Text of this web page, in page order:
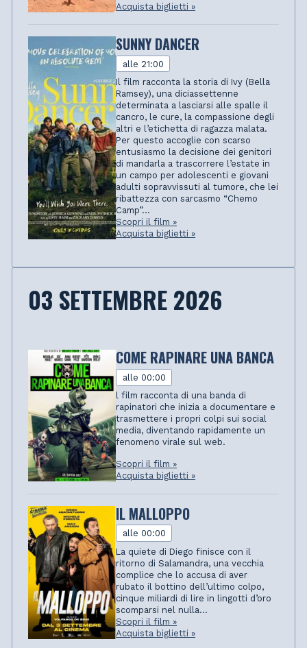
Acquista biglietti »
SUNNY DANCER
alle 21:00
Il film racconta la storia di Ivy (Bella
Ramsey), una diciassettenne
determinata a lasciarsi alle spalle il
cancro, le cure, la compassione degli
altri e l’etichetta di ragazza malata.
Per questo accoglie con scarso
entusiasmo la decisione dei genitori
di mandarla a trascorrere l’estate in
un campo per adolescenti e giovani
adulti sopravvissuti al tumore, che lei
ribattezza con sarcasmo “Chemo
Camp”...
Scopri il film »
Acquista biglietti »
03 SETTEMBRE 2026
COME RAPINARE UNA BANCA
alle 00:00
l film racconta di una banda di
rapinatori che inizia a documentare e
trasmettere i propri colpi sui social
media, diventando rapidamente un
fenomeno virale sul web.
Scopri il film »
Acquista biglietti »
IL MALLOPPO
alle 00:00
La quiete di Diego finisce con il
ritorno di Salamandra, una vecchia
complice che lo accusa di aver
rubato il bottino dell’ultimo colpo,
cinque miliardi di lire in lingotti d’oro
scomparsi nel nulla...
Scopri il film »
Acquista biglietti »